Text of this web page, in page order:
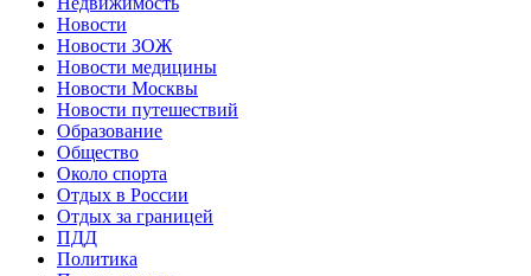
Новости
Новости ЗОЖ
Новости медицины
Новости Москвы
Новости путешествий
Образование
Общество
Около спорта
Отдых в России
Отдых за границей
ПДД
Политика